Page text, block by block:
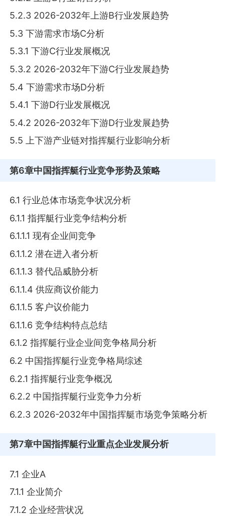
5.2.3 2026-2032年上游B行业发展趋势
5.3 下游需求市场C分析
5.3.1 下游C行业发展概况
5.3.2 2026-2032年下游C行业发展趋势
5.4 下游需求市场D分析
5.4.1 下游D行业发展概况
5.4.2 2026-2032年下游D行业发展趋势
5.5 上下游产业链对指挥艇行业影响分析
第6章中国指挥艇行业竞争形势及策略
6.1 行业总体市场竞争状况分析
6.1.1 指挥艇行业竞争结构分析
6.1.1.1 现有企业间竞争
6.1.1.2 潜在进入者分析
6.1.1.3 替代品威胁分析
6.1.1.4 供应商议价能力
6.1.1.5 客户议价能力
6.1.1.6 竞争结构特点总结
6.1.2 指挥艇行业企业间竞争格局分析
6.2 中国指挥艇行业竞争格局综述
6.2.1 指挥艇行业竞争概况
6.2.2 中国指挥艇行业竞争力分析
6.2.3 2026-2032年中国指挥艇市场竞争策略分析
第7章中国指挥艇行业重点企业发展分析
7.1 企业A
7.1.1 企业简介
7.1.2 企业经营状况